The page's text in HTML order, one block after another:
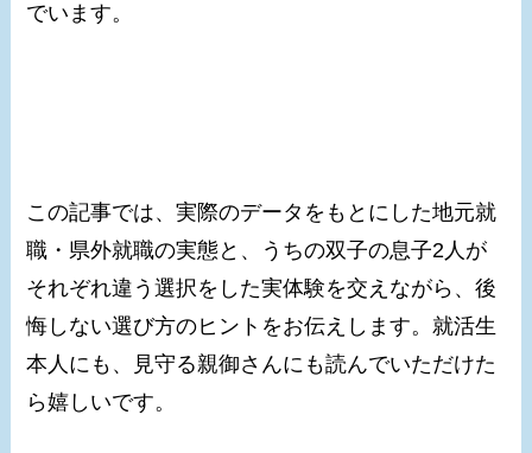
でいます。
この記事では、実際のデータをもとにした地元就
職・県外就職の実態と、うちの双子の息子2人が
それぞれ違う選択をした実体験を交えながら、後
悔しない選び方のヒントをお伝えします。就活生
本人にも、見守る親御さんにも読んでいただけた
ら嬉しいです。